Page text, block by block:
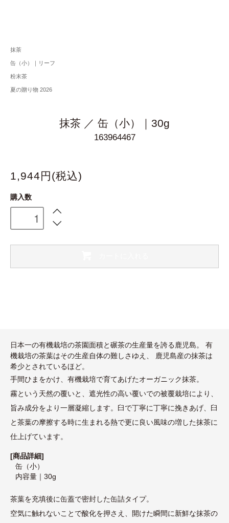
抹茶
缶（小）｜リーフ
粉末茶
夏の贈り物 2026
抹茶 ／ 缶（小）｜30g
163964467
1,944円(税込)
購入数
日本一の有機栽培の茶園面積と碾茶の生産量を誇る鹿児島。 有
機栽培の茶葉はその生産自体の難しさゆえ、 鹿児島産の抹茶は
希少とされているほど。
手間ひまをかけ、有機栽培で育てあげたオーガニック抹茶。
霧という天然の覆いと、遮光性の高い覆いでの被覆栽培により、
旨み成分をより一層凝縮します。臼で丁寧に丁寧に挽きあげ、臼
と茶葉の摩擦する時に生まれる熱で更に良い風味の増した抹茶に
仕上げています。
[商品詳細]
缶（小）
内容量｜30g
茶葉を充填後に缶蓋で密封した缶詰タイプ。
空気に触れないことで酸化を押さえ、開けた瞬間に新鮮な抹茶の